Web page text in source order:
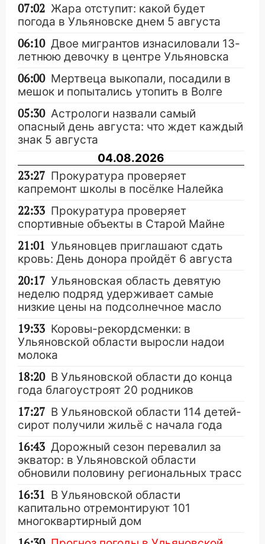
07:02 Жара отступит: какой будет
погода в Ульяновске днем 5 августа
06:10 Двое мигрантов изнасиловали 13-
летнюю девочку в центре Ульяновска
06:00 Мертвеца выкопали, посадили в
мешок и попытались утопить в Волге
05:30 Астрологи назвали самый
опасный день августа: что ждет каждый
знак 5 августа
04.08.2026
23:27 Прокуратура проверяет
капремонт школы в посёлке Налейка
22:33 Прокуратура проверяет
спортивные объекты в Старой Майне
21:01 Ульяновцев приглашают сдать
кровь: День донора пройдёт 6 августа
20:17 Ульяновская область девятую
неделю подряд удерживает самые
низкие цены на подсолнечное масло
19:33 Коровы-рекордсменки: в
Ульяновской области выросли надои
молока
18:20 В Ульяновской области до конца
года благоустроят 20 родников
17:27 В Ульяновской области 114 детей-
сирот получили жильё с начала года
16:43 Дорожный сезон перевалил за
экватор: в Ульяновской области
обновили половину региональных трасс
16:31 В Ульяновской области
капитально отремонтируют 101
многоквартирный дом